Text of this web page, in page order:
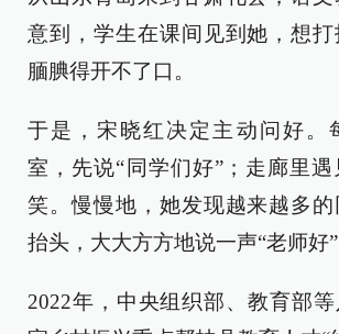
意到，学生在课间见到她，想
腼腆得开不了口。
于是，宋晓红决定主动问好。
室，先说“同学们好”；走廊里
笑。慢慢地，她发现越来越多
抬头，大大方方地说一声“老师好”
2022年，中央组织部、教育部